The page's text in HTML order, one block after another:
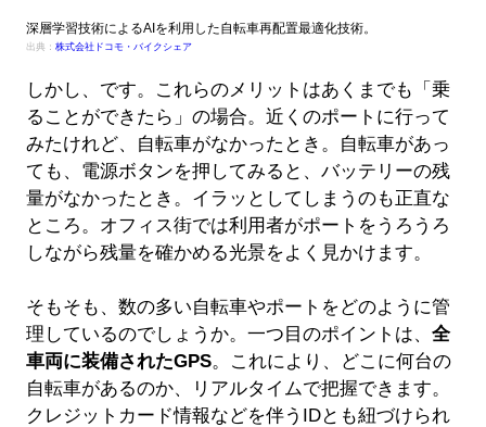
深層学習技術によるAIを利用した自転車再配置最適化技術。
出典： 株式会社ドコモ・バイクシェア
しかし、です。これらのメリットはあくまでも「乗
ることができたら」の場合。近くのポートに行って
みたけれど、自転車がなかったとき。自転車があっ
ても、電源ボタンを押してみると、バッテリーの残
量がなかったとき。イラッとしてしまうのも正直な
ところ。オフィス街では利用者がポートをうろうろ
しながら残量を確かめる光景をよく見かけます。
そもそも、数の多い自転車やポートをどのように管
理しているのでしょうか。一つ目のポイントは、 全
車両に装備されたGPS。これにより、どこに何台の
自転車があるのか、リアルタイムで把握できます。
クレジットカード情報などを伴うIDとも紐づけられ